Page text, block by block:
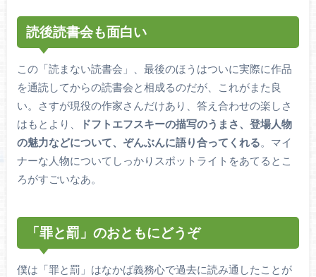
読後読書会も面白い
この「読まない読書会」、最後のほうはついに実際に作品
を通読してからの読書会と相成るのだが、これがまた良
い。さすが現役の作家さんだけあり、答え合わせの楽しさ
はもとより、
ドフトエフスキーの描写のうまさ、登場人物
の魅力などについて、ぞんぶんに語り合ってくれる。マイ
ナーな人物についてしっかりスポットライトをあてるとこ
ろがすごいなあ。
「罪と罰」のおともにどうぞ
僕は「罪と罰」はなかば義務心で過去に読み通したことが